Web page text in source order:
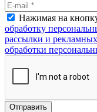
Нажимая на
обработку
рассылки и
обработки
Отправить